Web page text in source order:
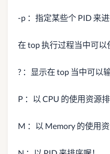
-p ：指定某些个 PID 来
在 top 执行过程当中可以
? ：显示在 top 当中可以
P ：以 CPU 的使用资源排
M ：以 Memory 的使用资